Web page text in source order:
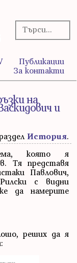
Публикации
За контакти
на
и
История.
която я
Тя представя
Павлович,
с видни
да намерите
реших да я